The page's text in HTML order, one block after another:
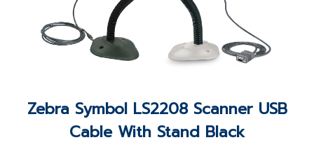
Zebra Symbol LS2208 Scanner USB
Cable With Stand Black